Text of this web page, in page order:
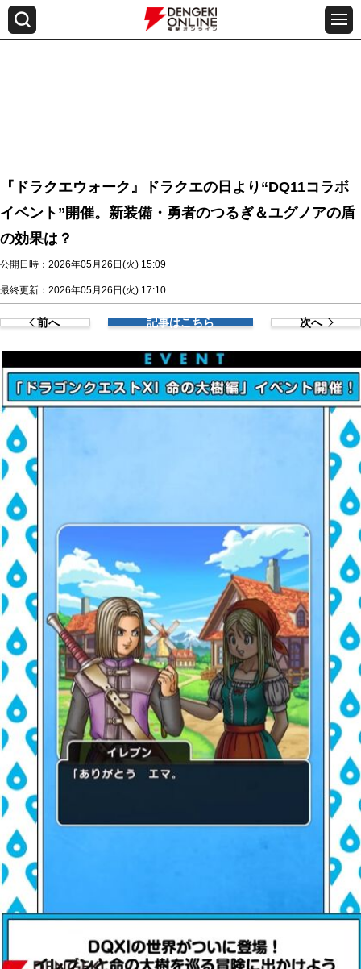
『ドラクエウォーク』ドラクエの日より“DQ11コラボ
イベント”開催。新装備・勇者のつるぎ＆ユグノアの盾
の効果は？
公開日時：2026年05月26日(火) 15:09
最終更新：2026年05月26日(火) 17:10
前へ 記事はこちら 次へ